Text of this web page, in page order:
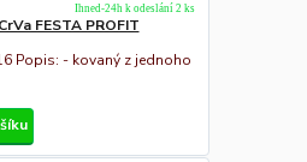
FESTA PROFIT
Popis: - kovaný z jednoho
Ihned-24h k odeslání 2 ks